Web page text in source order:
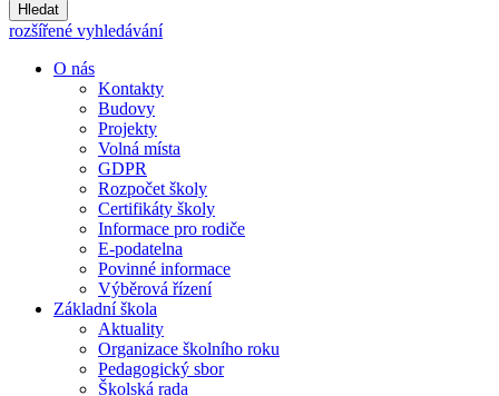
Hledat
rozšířené vyhledávání
O nás
Kontakty
Budovy
Projekty
Volná místa
GDPR
Rozpočet školy
Certifikáty školy
Informace pro rodiče
E-podatelna
Povinné informace
Výběrová řízení
Základní škola
Aktuality
Organizace školního roku
Pedagogický sbor
Školská rada